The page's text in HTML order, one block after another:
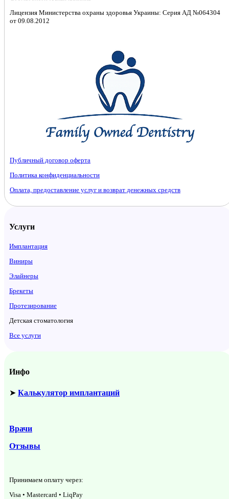
Лицензия Министерства охраны здоровья Украины: Серия АД №064304
от 09.08.2012
Публичный договор оферта
Политика конфиденциальности
Оплата, предоставление услуг и возврат денежных средств
Услуги
Имплантация
Виниры
Элайнеры
Брекеты
Протезирование
Детская стоматология
Все услуги
Инфо
➤ Калькулятор имплантаций
Врачи
Отзывы
Принимаем оплату через:
Visa • Mastercard • LiqPay